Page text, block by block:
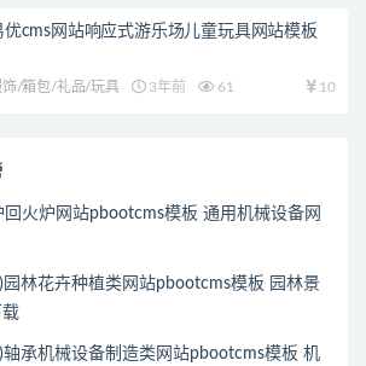
优cms网站响应式游乐场儿童玩具网站模板
饰/箱包/礼品/玩具 3年前 61 10
回火炉网站pbootcms模板 通用机械设备网
园林花卉种植类网站pbootcms模板 园林景
轴承机械设备制造类网站pbootcms模板 机